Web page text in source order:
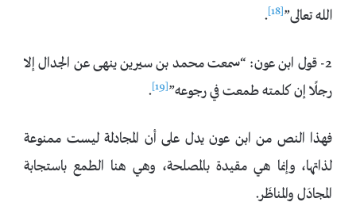
الله تعالى”[18]
.
2- قول ابن عون: “سمعت محمد بن سيرين ينهى عن الجدال إلا
رجلًا إن كلمته طمعت في رجوعه”[19]
.
فهذا النص من ابن عون يدل على أن المجادلة ليست ممنوعة
لذاتها، وإنما هي مقيدة بالمصلحة، وهي هنا الطمع باستجابة
المجادَل والمناظَر.